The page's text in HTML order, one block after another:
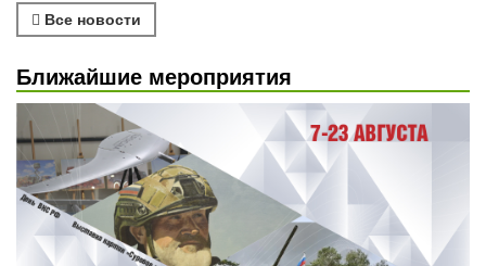
Все новости
Ближайшие мероприятия